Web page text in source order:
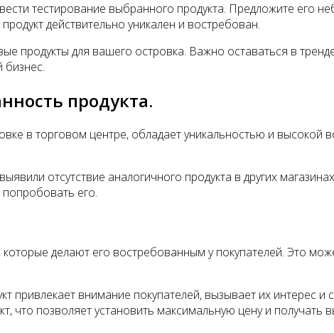
тестирование выбранного продукта. Предложите его
действительно уникален и востребован.
продукты для вашего островка. Важно оставаться в
продукта.
в торговом центре, обладает уникальностью и
отсутствие аналогичного продукта в других
его.
делают его востребованным у покупателей. Это
привлекает внимание покупателей, вызывает их интерес
что позволяет установить максимальную цену и получать